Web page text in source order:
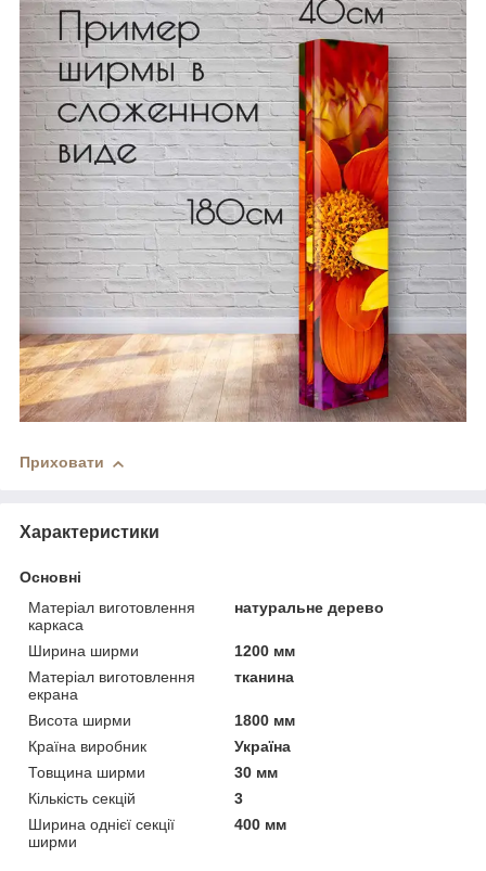
Приховати
Характеристики
Основні
Матеріал виготовлення
каркаса
натуральне дерево
Ширина ширми
1200 мм
Матеріал виготовлення
екрана
тканина
Висота ширми
1800 мм
Країна виробник
Україна
Товщина ширми
30 мм
Кількість секцій
3
Ширина однієї секції
ширми
400 мм